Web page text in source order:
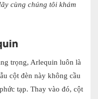
cùng chúng tôi khám
trọng, Arlequin luôn là
cột đèn này không cầu
tạp. Thay vào đó, cột